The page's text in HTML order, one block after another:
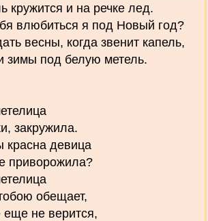
кружится и на речке лед.
влюбиться я под Новый год?
весны, когда звенит капель,
зимы под белую метель.
закружила.
девица
приворожила?
обещает,
еще не верится,